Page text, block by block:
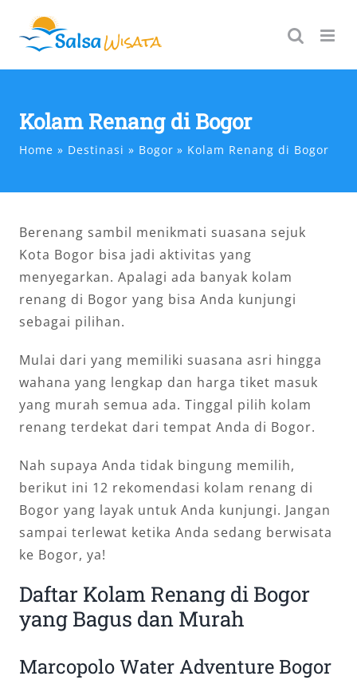
content
Kolam Renang di Bogor
Home Destinasi Bogor Kolam Renang di Bogor
Berenang sambil menikmati suasana sejuk
Kota Bogor bisa jadi aktivitas yang
menyegarkan. Apalagi ada banyak kolam
renang di Bogor yang bisa Anda kunjungi
sebagai pilihan.
Mulai dari yang memiliki suasana asri hingga
wahana yang lengkap dan harga tiket masuk
yang murah semua ada. Tinggal pilih kolam
renang terdekat dari tempat Anda di Bogor.
Nah supaya Anda tidak bingung memilih,
berikut ini 12 rekomendasi kolam renang di
Bogor yang layak untuk Anda kunjungi. Jangan
sampai terlewat ketika Anda sedang berwisata
ke Bogor, ya!
Daftar Kolam Renang di Bogor
yang Bagus dan Murah
Marcopolo Water Adventure Bogor